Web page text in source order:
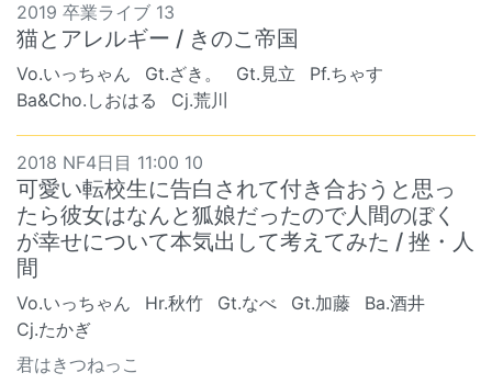
2019 卒業ライブ 13
猫とアレルギー / きのこ帝国
Vo.いっちゃん Gt.ざき。 Gt.見立
Pf.ちゃす
Ba&Cho.しおはる
Cj.荒川
2018 NF4日目 11:00 10
可愛い転校生に告白されて付き合おうと思っ
たら彼女はなんと狐娘だったので人間のぼく
が幸せについて本気出して考えてみた / 挫・人
間
Vo.いっちゃん Hr.秋竹 Gt.なべ Gt.加藤
Ba.酒井
Cj.たかぎ
君はきつねっこ